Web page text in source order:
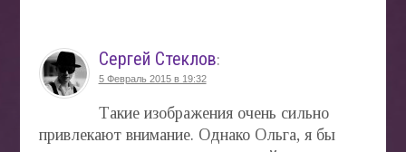
Сергей Стеклов:
5 Февраль 2015 в 19:32
Такие изображения очень сильно
привлекают внимание. Однако Ольга, я бы